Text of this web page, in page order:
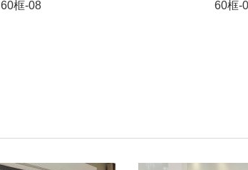
60框-08 60框-